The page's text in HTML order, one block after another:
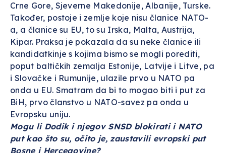
Crne Gore, Sjeverne Makedonije, Albanije, Turske.
Također, postoje i zemlje koje nisu članice NATO-
a, a članice su EU, to su Irska, Malta, Austrija,
Kipar. Praksa je pokazala da su neke članice ili
kandidatkinje s kojima bismo se mogli porediti,
poput baltičkih zemalja Estonije, Latvije i Litve, pa
i Slovačke i Rumunije, ulazile prvo u NATO pa
onda u EU. Smatram da bi to mogao biti i put za
BiH, prvo članstvo u NATO-savez pa onda u
Evropsku uniju.
Mogu li Dodik i njegov SNSD blokirati i NATO
put kao što su, očito je, zaustavili evropski put
Bosne i Hercegovine?